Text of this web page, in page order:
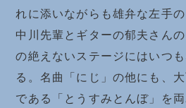
れに添いながらも雄弁な左手の
中川先輩とギターの郁夫さん
の絶えないステージにはいつ
る。名曲「にじ」の他にも、
である「とうすみとんぼ」を